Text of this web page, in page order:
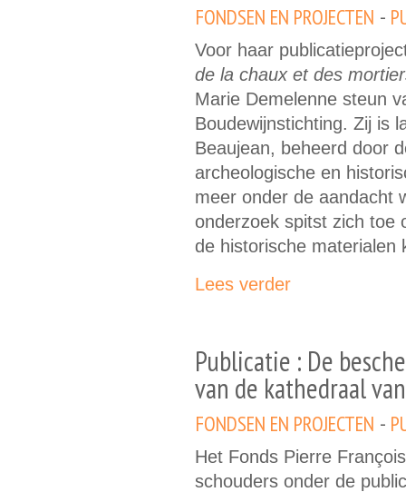
FONDSEN EN PROJECTEN
Voor haar
de la chaux et des
Marie Demelenne steun
Boudewijnstichting. Zij is
Beaujean, beheerd door
archeologische en
meer onder de aandacht
onderzoek spitst zich toe
de historische materialen
Lees verder
Publicatie : De
van de kathedraal
FONDSEN EN PROJECTEN
Het Fonds Pierre
schouders onder de